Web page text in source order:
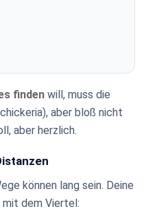
finden will, muss die
aber bloß nicht
aber herzlich.
können lang sein. Deine
dem Viertel: